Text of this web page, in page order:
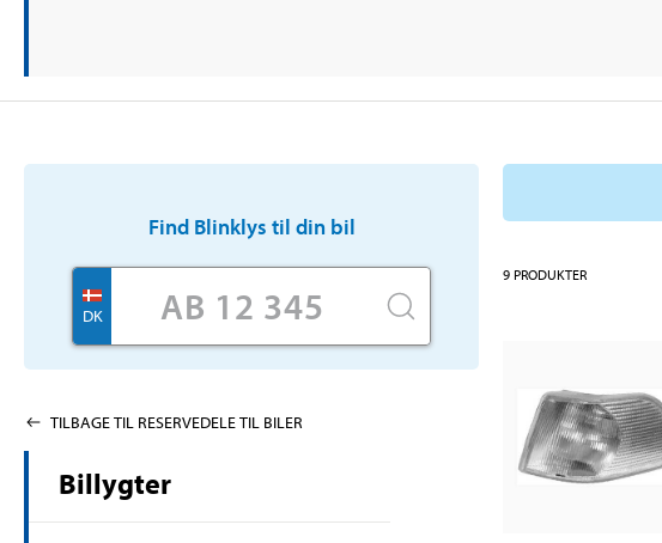
Find Blinklys til din bil
DK
TILBAGE TIL RESERVEDELE TIL BILER
Billygter
9 PRODUKTER